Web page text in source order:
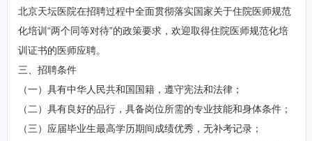
北京天坛医院在招聘过程中全面贯彻落实国家关于住院医师规范
化培训“两个同等对待”的政策要求，欢迎取得住院医师规范化培
训证书的医师应聘。
三、招聘条件
（一）具有中华人民共和国国籍，遵守宪法和法律；
（二）具有良好的品行，具备岗位所需的专业技能和身体条件；
（三）应届毕业生最高学历期间成绩优秀，无补考记录；